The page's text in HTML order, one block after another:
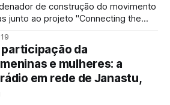
junto ao projeto "Connecting the
de base que apoia
em sua busca pela criação
de telecomunicações,
da
e mulheres: a
em rede de Janastu,